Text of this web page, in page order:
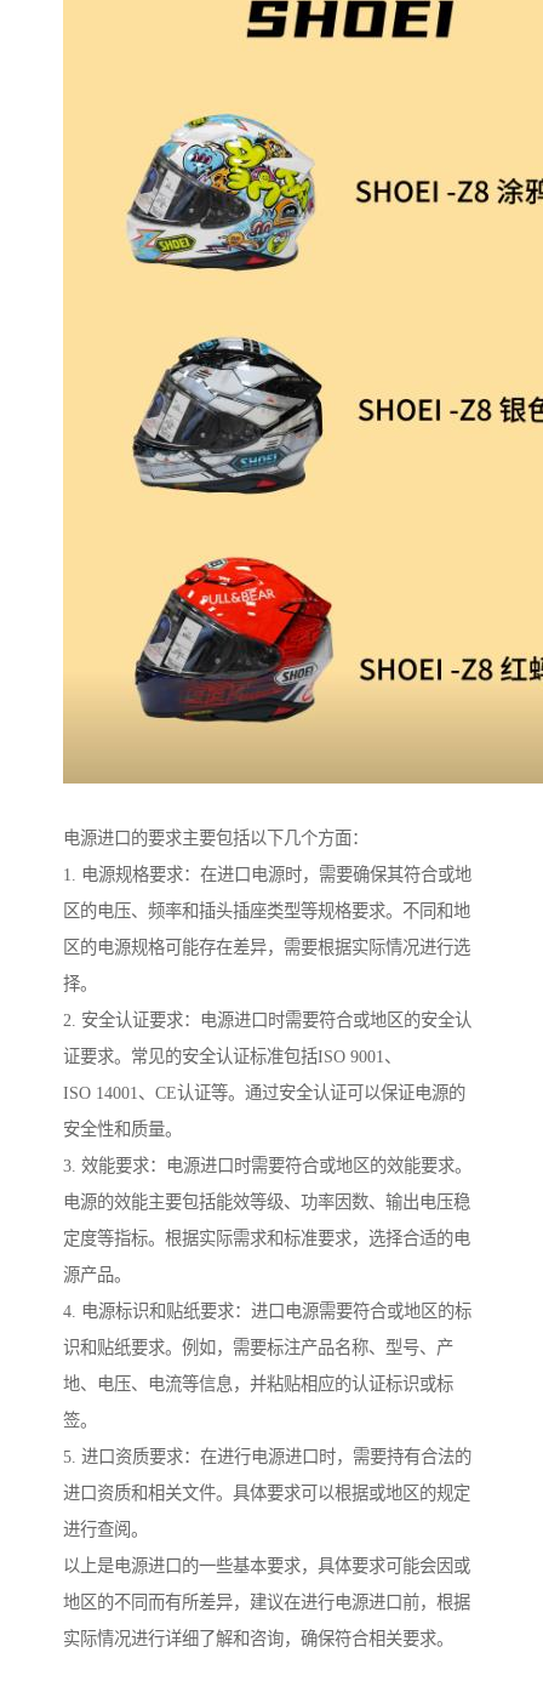
电源进口的要求主要包括以下几个方面：
1. 电源规格要求：在进口电源时，需要确保其符合或地
区的电压、频率和插头插座类型等规格要求。不同和地
区的电源规格可能存在差异，需要根据实际情况进行选
择。
2. 安全认证要求：电源进口时需要符合或地区的安全认
证要求。常见的安全认证标准包括ISO 9001、
ISO 14001、CE认证等。通过安全认证可以保证电源的
安全性和质量。
3. 效能要求：电源进口时需要符合或地区的效能要求。
电源的效能主要包括能效等级、功率因数、输出电压稳
定度等指标。根据实际需求和标准要求，选择合适的电
源产品。
4. 电源标识和贴纸要求：进口电源需要符合或地区的标
识和贴纸要求。例如，需要标注产品名称、型号、产
地、电压、电流等信息，并粘贴相应的认证标识或标
签。
5. 进口资质要求：在进行电源进口时，需要持有合法的
进口资质和相关文件。具体要求可以根据或地区的规定
进行查阅。
以上是电源进口的一些基本要求，具体要求可能会因或
地区的不同而有所差异，建议在进行电源进口前，根据
实际情况进行详细了解和咨询，确保符合相关要求。